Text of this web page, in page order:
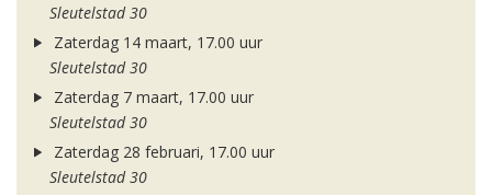
Sleutelstad 30
Zaterdag 14 maart, 17.00 uur
Sleutelstad 30
Zaterdag 7 maart, 17.00 uur
Sleutelstad 30
Zaterdag 28 februari, 17.00 uur
Sleutelstad 30